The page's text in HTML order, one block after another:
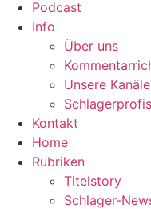
Podcast
Info
Über uns
Unsere Kanäle
Kontakt
Home
Rubriken
Titelstory
Schlager-